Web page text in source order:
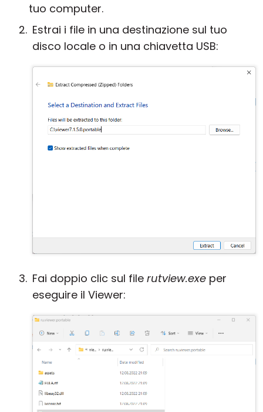
tuo computer.
Estrai i file in una destinazione sul tuo
disco locale o in una chiavetta USB:
Fai doppio clic sul file rutview.exe per
eseguire il Viewer: